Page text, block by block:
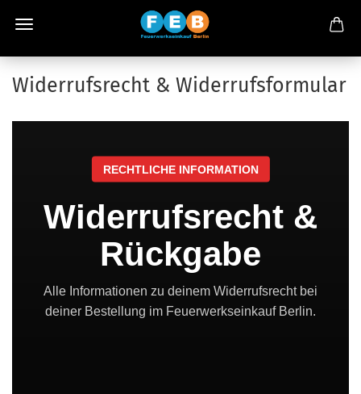
Widerrufsrecht & Widerrufsformular
RECHTLICHE INFORMATION
Widerrufsrecht &
Rückgabe
Alle Informationen zu deinem Widerrufsrecht bei
deiner Bestellung im Feuerwerkseinkauf Berlin.